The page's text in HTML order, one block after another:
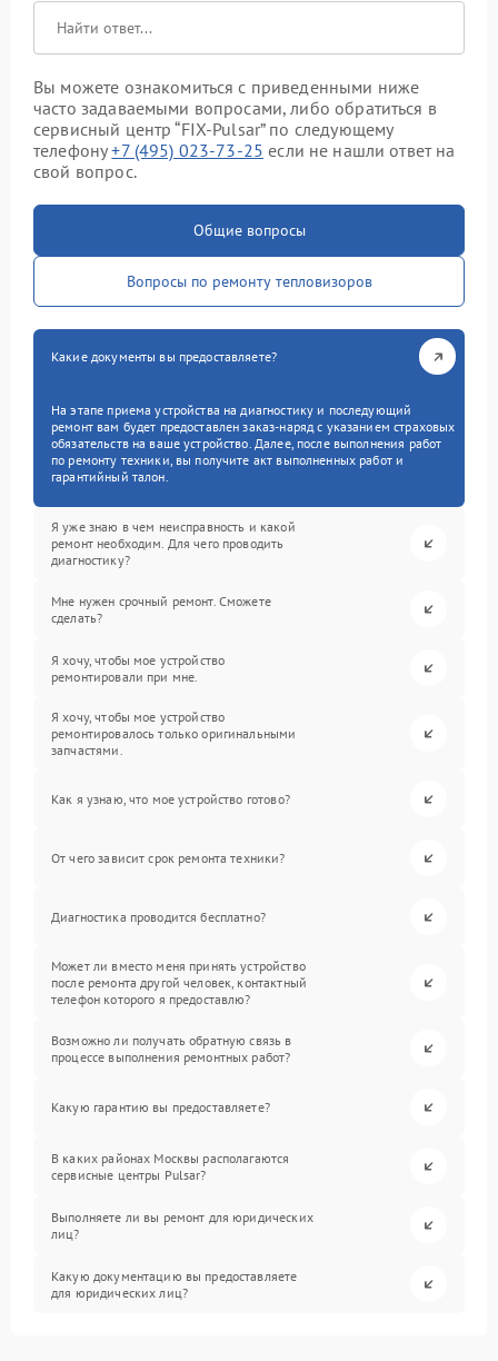
Вы можете ознакомиться с приведенными ниже
часто задаваемыми вопросами, либо обратиться в
сервисный центр “FIX-Pulsar” по следующему
телефону+7 (495) 023-73-25 если не нашли ответ на
свой вопрос.
Общие вопросы
Вопросы по ремонту тепловизоров
Какие документы вы предоставляете?
На этапе приема устройства на диагностику и последующий
ремонт вам будет предоставлен заказ-наряд с указанием страховых
обязательств на ваше устройство. Далее, после выполнения работ
по ремонту техники, вы получите акт выполненных работ и
гарантийный талон.
Я уже знаю в чем неисправность и какой
ремонт необходим. Для чего проводить
диагностику?
Мне нужен срочный ремонт. Сможете
сделать?
Я хочу, чтобы мое устройство
ремонтировали при мне.
Я хочу, чтобы мое устройство
ремонтировалось только оригинальными
запчастями.
Как я узнаю, что мое устройство готово?
От чего зависит срок ремонта техники?
Диагностика проводится бесплатно?
Может ли вместо меня принять устройство
после ремонта другой человек, контактный
телефон которого я предоставлю?
Возможно ли получать обратную связь в
процессе выполнения ремонтных работ?
Какую гарантию вы предоставляете?
В каких районах Москвы располагаются
сервисные центры Pulsar?
Выполняете ли вы ремонт для юридических
лиц?
Какую документацию вы предоставляете
для юридических лиц?